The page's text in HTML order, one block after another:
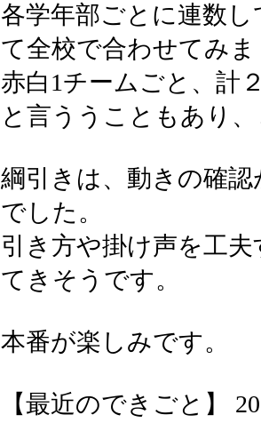
各学年部ごとに連数
て全校で合わせてみ
赤白1チームごと、計
と言ううこともあり
綱引きは、動きの確
でした。
引き方や掛け声を工
てきそうです。
本番が楽しみです。
【最近のできごと】